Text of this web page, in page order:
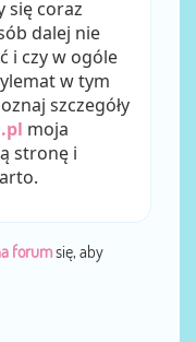
się coraz
dalej nie
i czy w ogóle
w tym
szczegóły
moja
stronę i
forumsię, aby